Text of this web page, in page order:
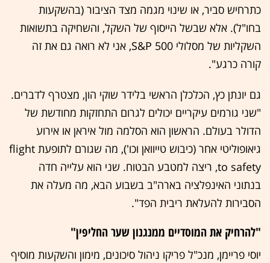
כתרחיש סביר, או שינוי מגמה מצד הציבור (בהשקעות
בחו"ל). אלא שבשל הייסוף של השקל, והשחיקה בתשואות
השקליות של מסלולי S&P 500, אני לא רואה גם את זה
קורה כרגע".
גם יונתן כץ, הכלכלן הראשי בלידר שוקי הון, מצטרף לדברים.
"שני גורמים עיקריים יכולים לגרום התחזקות מחודשת של
הדולר בעולם. הראשון הוא הסלמה מול איראן או אירוע
גיאופוליטי אחר (כיבוש טייוואן וכו'), מה שגורם לתופעת flight
to safety, ריצה למטבע הבטוח. שני הוא עלייה חדה
בנתוני האינפלציה בארה"ב בשבוע הבא, מה מעלה את
הסבירות להעלאת ריבית הפד".
"להרחיק את המוסדיים ממנגנון שער החליפין"
יוסי פריימן, מנכ"ל פריקו ניהול סיכונים, מימון והשקעות מוסיף